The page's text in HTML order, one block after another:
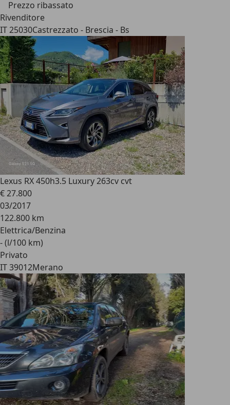
Prezzo ribassato
Rivenditore
IT 25030Castrezzato - Brescia - Bs
Lexus RX 450h3.5 Luxury 263cv cvt
€ 27.800
03/2017
122.800 km
Elettrica/Benzina
- (l/100 km)
Privato
IT 39012Merano